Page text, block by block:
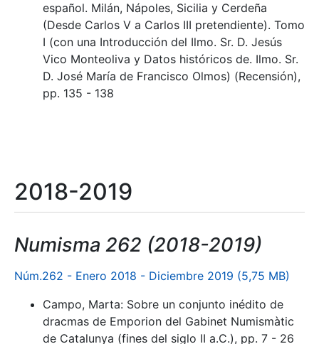
español. Milán, Nápoles, Sicilia y Cerdeña
(Desde Carlos V a Carlos III pretendiente). Tomo
I (con una Introducción del Ilmo. Sr. D. Jesús
Vico Monteoliva y Datos históricos de. Ilmo. Sr.
D. José María de Francisco Olmos) (Recensión),
pp. 135 - 138
2018-2019
Numisma 262 (2018-2019)
Núm.262 - Enero 2018 - Diciembre 2019 (5,75 MB)
Campo, Marta: Sobre un conjunto inédito de
dracmas de Emporion del Gabinet Numismàtic
de Catalunya (fines del siglo II a.C.), pp. 7 - 26